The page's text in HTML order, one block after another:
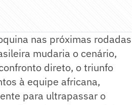
nas próximas rodadas
mudaria o cenário,
direto, o triunfo
à equipe africana,
para ultrapassar o